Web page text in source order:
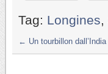
Tag: Longines,
← Un tourbillon dall’India